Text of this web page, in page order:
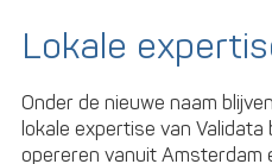
Lokale
Onder de nieuwe naam
lokale expertise van
opereren vanuit Amsterdam